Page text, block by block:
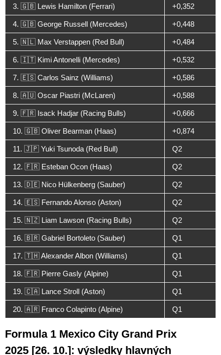
3. 🇬🇧 Lewis Hamilton (Ferrari) +0,352
4. 🇬🇧 George Russell (Mercedes) +0,448
5. 🇳🇱 Max Verstappen (Red Bull) +0,484
6. 🇮🇹 Kimi Antonelli (Mercedes) +0,532
7. 🇪🇸 Carlos Sainz (Williams) +0,586
8. 🇦🇺 Oscar Piastri (McLaren) +0,588
9. 🇫🇷 Isack Hadjar (Racing Bulls) +0,666
10. 🇬🇧 Oliver Bearman (Haas) +0,874
11. 🇯🇵 Yuki Tsunoda (Red Bull) Q2
12. 🇫🇷 Esteban Ocon (Haas) Q2
13. 🇩🇪 Nico Hülkenberg (Sauber) Q2
14. 🇪🇸 Fernando Alonso (Aston) Q2
15. 🇳🇿 Liam Lawson (Racing Bulls) Q2
16. 🇧🇷 Gabriel Bortoleto (Sauber) Q1
17. 🇹🇭 Alexander Albon (Williams) Q1
18. 🇫🇷 Pierre Gasly (Alpine) Q1
19. 🇨🇦 Lance Stroll (Aston) Q1
20. 🇦🇷 Franco Colapinto (Alpine) Q1
Formula 1 Mexico City Grand Prix
2025 [26. 10.]: výsledky hlavných